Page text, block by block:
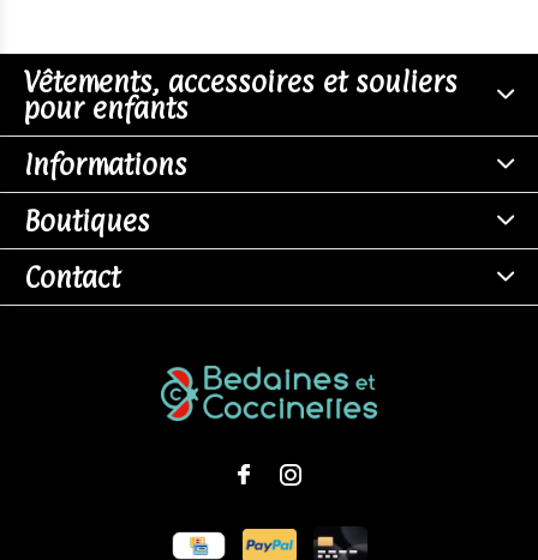
Vêtements, accessoires et souliers
pour enfants
Informations
Boutiques
Contact